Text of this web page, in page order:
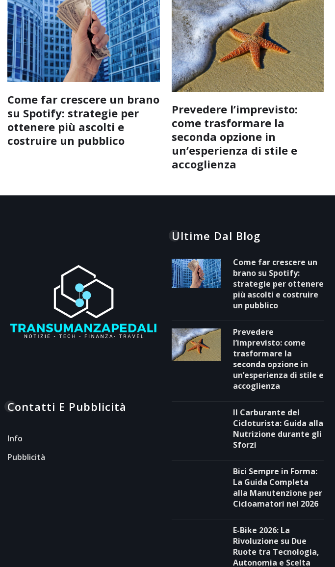
Come far crescere un brano
su Spotify: strategie per
ottenere più ascolti e
costruire un pubblico
Prevedere l’imprevisto:
come trasformare la
seconda opzione in
un’esperienza di stile e
accoglienza
Contatti E Pubblicità
Info
Pubblicità
Ultime Dal Blog
Come far crescere un
brano su Spotify:
strategie per ottenere
più ascolti e costruire
un pubblico
Prevedere
l’imprevisto: come
trasformare la
seconda opzione in
un’esperienza di stile e
accoglienza
Il Carburante del
Cicloturista: Guida alla
Nutrizione durante gli
Sforzi
Bici Sempre in Forma:
La Guida Completa
alla Manutenzione per
Cicloamatori nel 2026
E-Bike 2026: La
Rivoluzione su Due
Ruote tra Tecnologia,
Autonomia e Scelta